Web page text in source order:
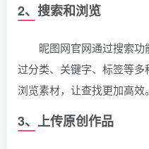
2、搜索和浏览
昵图网官网通过搜索
过分类、关键字、标签等
浏览素材，让查找更加高效。
3、上传原创作品